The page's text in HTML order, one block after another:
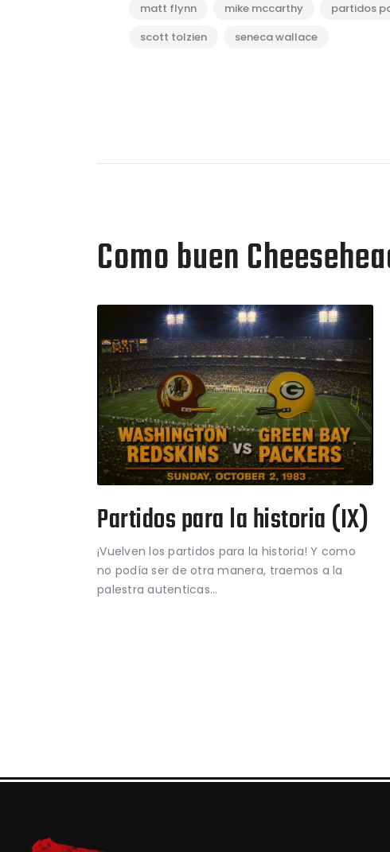
matt flynn
mike mccarthy
partidos
scott tolzien
seneca wallace
Como buen
Partidos para la historia (IX)
¡Vuelven los partidos para la historia! Y como
no podía ser de otra manera, traemos a la
palestra autenticas…